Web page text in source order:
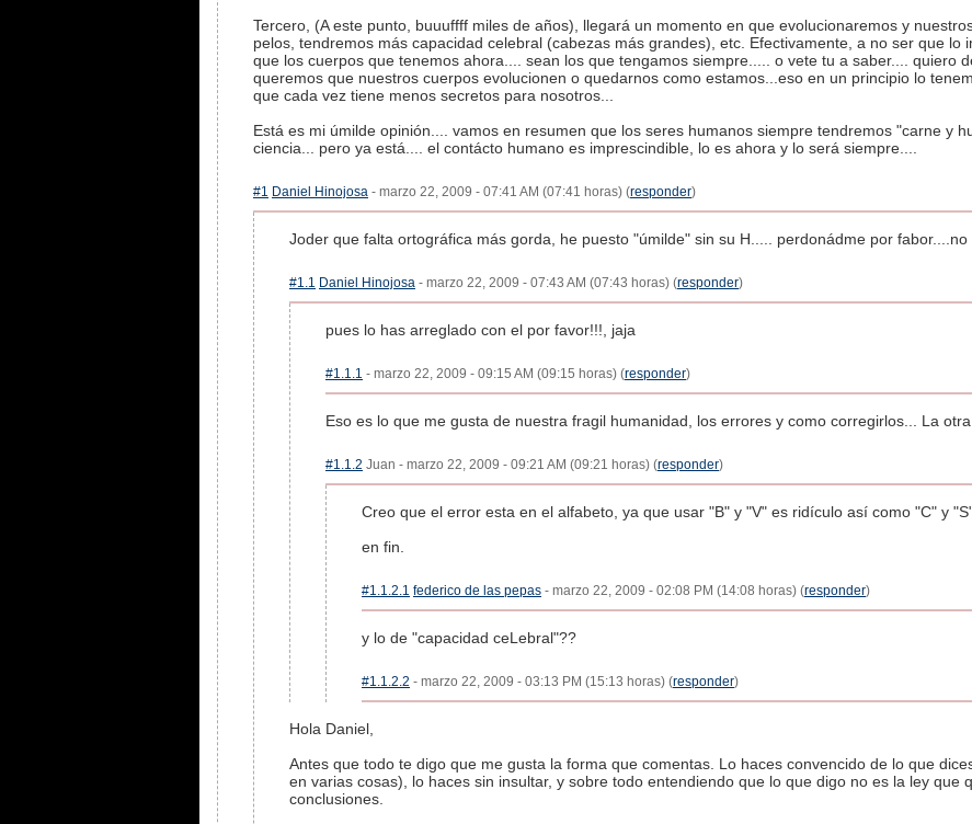
Tercero, (A este punto, buuuffff miles de años), llegará un momento en que evolucionaremos y
pelos, tendremos más capacidad celebral (cabezas más grandes), etc. Efectivamente, a no ser que lo
que los cuerpos que tenemos ahora.... sean los que tengamos siempre..... o vete tu a saber.... quiero
queremos que nuestros cuerpos evolucionen o quedarnos como estamos...eso en un principio lo
que cada vez tiene menos secretos para nosotros...
Está es mi úmilde opinión.... vamos en resumen que los seres humanos siempre tendremos "carne y
ciencia... pero ya está.... el contácto humano es imprescindible, lo es ahora y lo será siempre....
#1 Daniel Hinojosa - marzo 22, 2009 - 07:41 AM (07:41 horas) (responder)
Joder que falta ortográfica más gorda, he puesto "úmilde" sin su H..... perdonádme por fabor....no
#1.1 Daniel Hinojosa - marzo 22, 2009 - 07:43 AM (07:43 horas) (responder)
pues lo has arreglado con el por favor!!!, jaja
#1.1.1 - marzo 22, 2009 - 09:15 AM (09:15 horas) (responder)
Eso es lo que me gusta de nuestra fragil humanidad, los errores y como corregirlos... La
#1.1.2 Juan - marzo 22, 2009 - 09:21 AM (09:21 horas) (responder)
Creo que el error esta en el alfabeto, ya que usar "B" y "V" es ridículo así como "C" y "S"
en fin.
#1.1.2.1 federico de las pepas - marzo 22, 2009 - 02:08 PM (14:08 horas) (responder)
y lo de "capacidad ceLebral"??
#1.1.2.2 - marzo 22, 2009 - 03:13 PM (15:13 horas) (responder)
Hola Daniel,
Antes que todo te digo que me gusta la forma que comentas. Lo haces convencido de lo que
en varias cosas), lo haces sin insultar, y sobre todo entendiendo que lo que digo no es la ley que
conclusiones.